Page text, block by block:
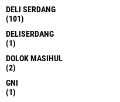
DELI SERDANG
(101)
DELISERDANG
(1)
DOLOK MASIHUL
(2)
GNI
(1)